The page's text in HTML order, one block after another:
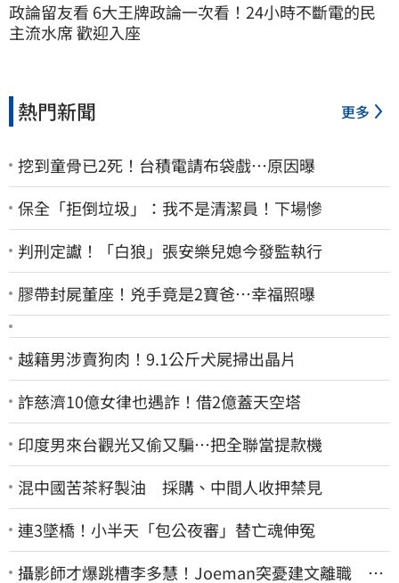
政論留友看 6大王牌政論一次看！24小時不斷電的民
主流水席 歡迎入座
熱門新聞 更多
挖到童骨已2死！台積電請布袋戲…原因曝
保全「拒倒垃圾」：我不是清潔員！下場慘
判刑定讞！「白狼」張安樂兒媳今發監執行
膠帶封屍董座！兇手竟是2寶爸…幸福照曝
越籍男涉賣狗肉！9.1公斤犬屍掃出晶片
詐慈濟10億女律也遇詐！借2億蓋天空塔
印度男來台觀光又偷又騙…把全聯當提款機
混中國苦茶籽製油 採購、中間人收押禁見
連3墜橋！小半天「包公夜審」替亡魂伸冤
攝影師才爆跳槽李多慧！Joeman突憂建文離職 發